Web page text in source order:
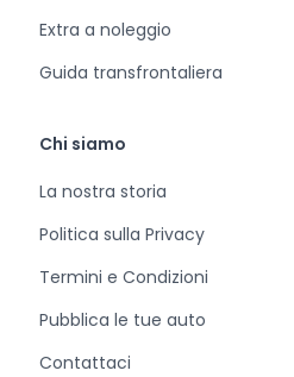
Extra a noleggio
Guida transfrontaliera
Chi siamo
La nostra storia
Politica sulla Privacy
Termini e Condizioni
Pubblica le tue auto
Contattaci